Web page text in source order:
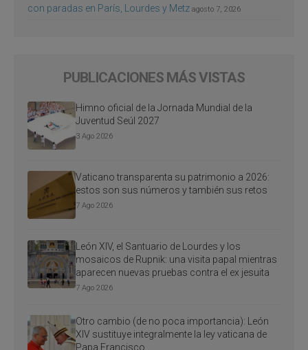
con paradas en París, Lourdes y Metz agosto 7, 2026
PUBLICACIONES MÁS VISTAS
Himno oficial de la Jornada Mundial de la
Juventud Seúl 2027
3 Ago 2026
Vaticano transparenta su patrimonio a 2026:
estos son sus números y también sus retos
7 Ago 2026
León XIV, el Santuario de Lourdes y los
mosaicos de Rupnik: una visita papal mientras
aparecen nuevas pruebas contra el ex jesuita
7 Ago 2026
Otro cambio (de no poca importancia): León
XIV sustituye integralmente la ley vaticana de
Papa Francisco